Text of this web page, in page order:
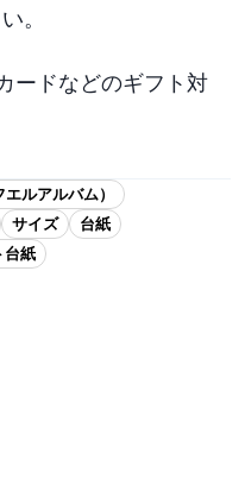
。
ードなどのギフト対
ルアルバム）
サイズ
台紙
台紙